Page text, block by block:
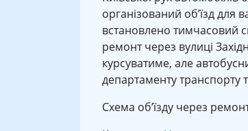
організований об’їзд для
встановлено тимчасовий
ремонт через вулиці
курсуватиме, але
департаменту транспорту
Схема об’їзду через